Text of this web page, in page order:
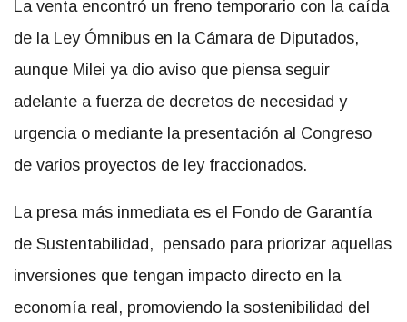
La venta encontró un freno temporario con la caída
de la Ley Ómnibus en la Cámara de Diputados,
aunque Milei ya dio aviso que piensa seguir
adelante a fuerza de decretos de necesidad y
urgencia o mediante la presentación al Congreso
de varios proyectos de ley fraccionados.
La presa más inmediata es el Fondo de Garantía
de Sustentabilidad, pensado para priorizar aquellas
inversiones que tengan impacto directo en la
economía real, promoviendo la sostenibilidad del